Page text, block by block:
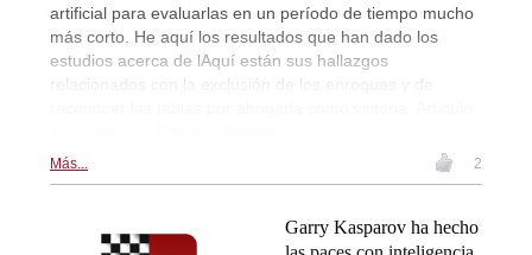
artificial para evaluarlas en un período de tiempo mucho
más corto. He aquí los resultados que han dado los
estudios acerca de lAquí están sus hallazgos
relacionados con la exclusión de los enroques y de
Más... 2
Garry Kasparov ha hecho